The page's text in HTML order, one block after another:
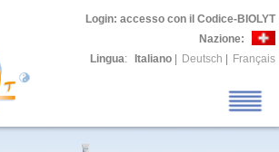
Login: accesso con il Codice-BIOLYT
Nazione:
Lingua: Italiano Deutsch Français